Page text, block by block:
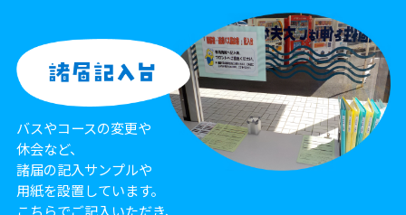
バスやコースの変更や
休会など、
諸届の記入サンプルや
用紙を設置しています。
こちらでご記入いただき、